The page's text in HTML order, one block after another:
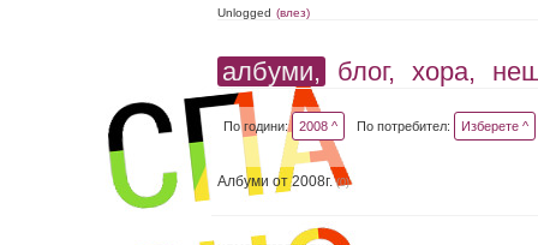
Unlogged (влез)
албуми, блог, хора,
По години: 2008 ^ По потребител: Изберете ^
Албуми от 2008г. (0)